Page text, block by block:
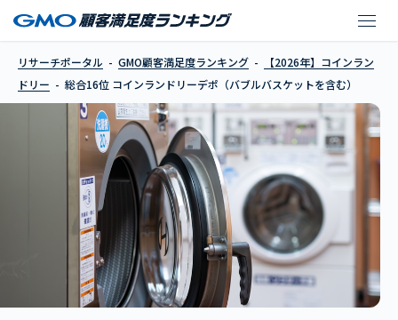
コインランドリーデポ
リサーチポータル GMO顧客満足度ランキング
【2026年】コインラン
ドリー
総合16位 コインランドリーデポ（バブルバスケットを含む）